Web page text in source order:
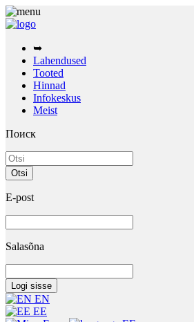
➥
Lahendused
Tooted
Hinnad
Infokeskus
Meist
Поиск
E-post
Salasõna
EN
EE